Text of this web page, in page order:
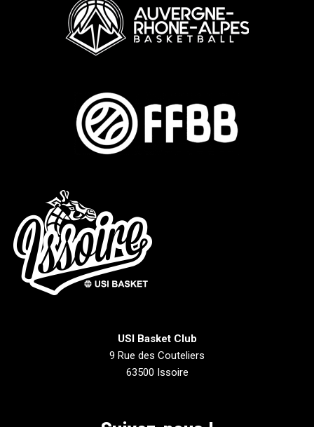
USI Basket Club
9 Rue des Couteliers
63500 Issoire